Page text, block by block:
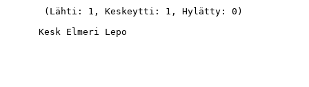
  (Lähti: 1, Keskeytti: 1, Hylätty: 0)